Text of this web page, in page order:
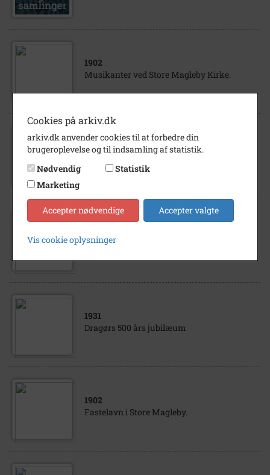
1902
Musikanter ved Store Magleby Kirke.
1902
Dragørs 500 års jubilæum
1931
Dragørs 500 års jubilæum
1902
Fastelavn i Store Magleby.
Cookies på arkiv.dk
arkiv.dk anvender cookies til at forbedre din
brugeroplevelse og til indsamling af statistik.
Nødvendig
Statistik
Marketing
Accepter nødvendige Accepter valgte
Vis cookie oplysninger